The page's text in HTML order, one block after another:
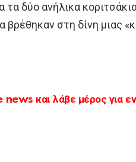
τα δύο ανήλικα
βρέθηκαν στη δίνη μιας
και λάβε μέρος για